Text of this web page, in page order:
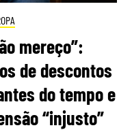
mereço”:
de descontos
do tempo e
“injusto”